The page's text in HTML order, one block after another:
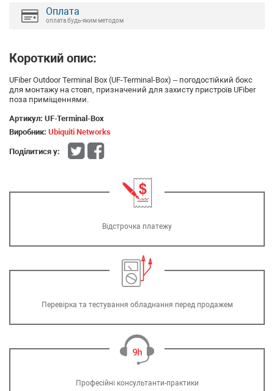
Оплата
оплата будь-яким методом
Короткий опис:
UFiber Outdoor Terminal Box (UF-Terminal-Box) – погодостійкий бокс
для монтажу на стовп, призначений для захисту пристроїв UFiber
поза приміщеннями.
Артикул: UF-Terminal-Box
Виробник: Ubiquiti Networks
Поділитися у:
Відстрочка платежу
Перевірка та тестування обладнання перед продажем
Професійні консультанти-практики